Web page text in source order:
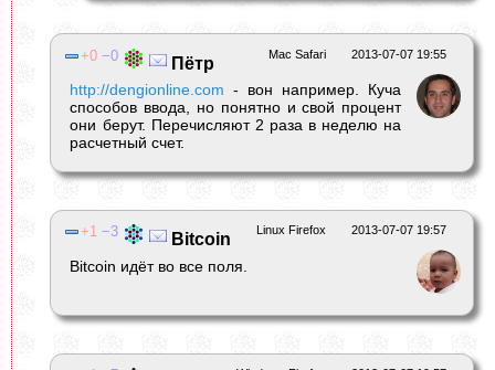
2013-07-07 19:55
Mac Safari
0 0 Пётр
http://dengionline.com - вон например. Куча
способов ввода, но понятно и свой процент
они берут. Перечисляют 2 раза в неделю на
расчетный счет.
2013-07-07 19:57
Linux Firefox
1 3 Bitcoin
Bitcoin идёт во все поля.